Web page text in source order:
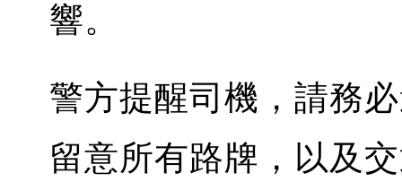
響。
警方提醒司機，請務
留意所有路牌，以及